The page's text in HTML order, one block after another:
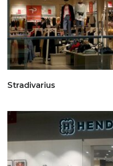
Stradivarius